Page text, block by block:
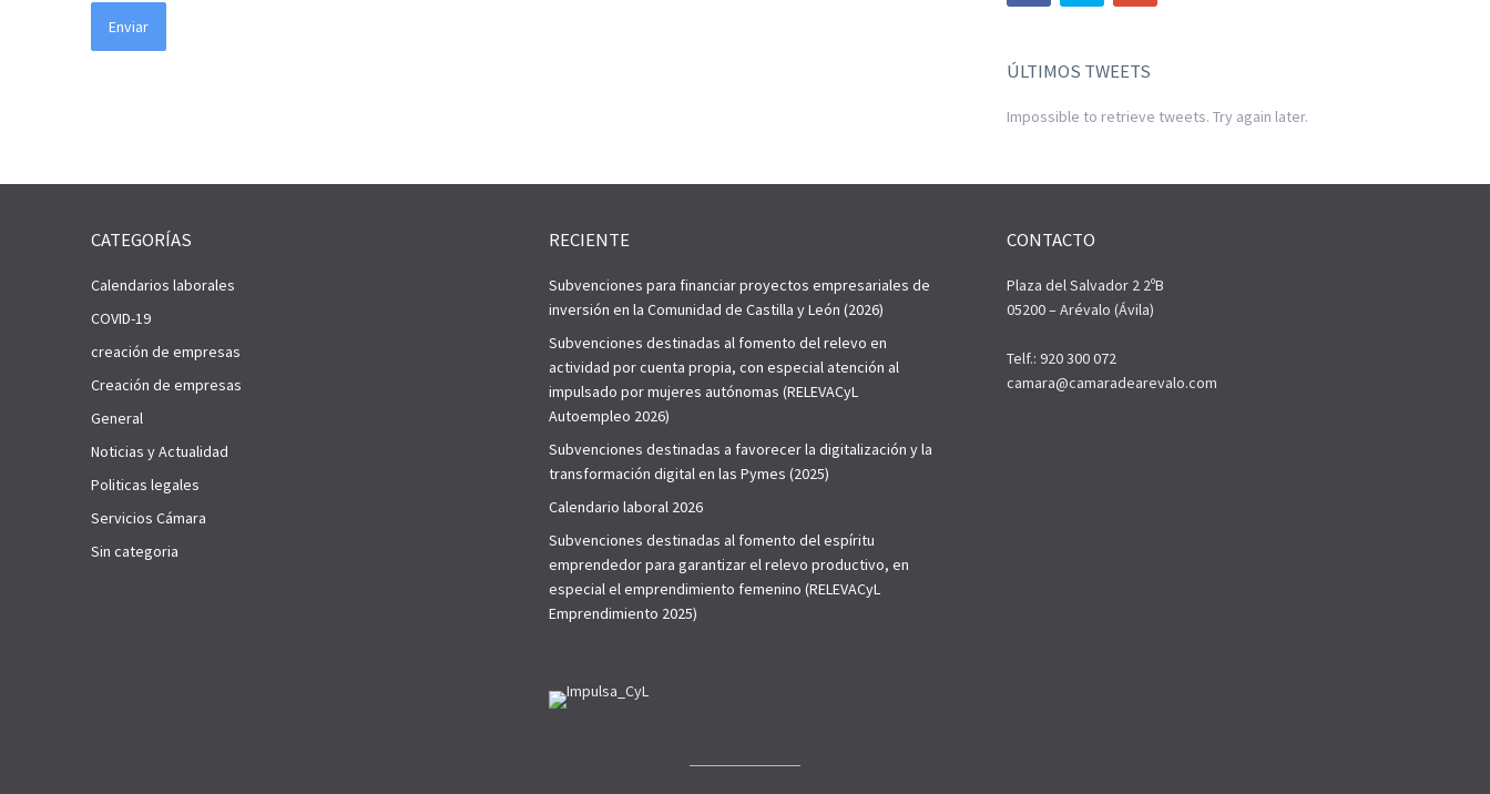
ÚLTIMOS TWEETS
Impossible to retrieve tweets. Try again later.
CATEGORÍAS
Calendarios laborales
COVID-19
creación de empresas
Creación de empresas
General
Noticias y Actualidad
Politicas legales
Servicios Cámara
Sin categoria
RECIENTE
Subvenciones para financiar proyectos empresariales de
inversión en la Comunidad de Castilla y León (2026)
Subvenciones destinadas al fomento del relevo en
actividad por cuenta propia, con especial atención al
impulsado por mujeres autónomas (RELEVACyL
Autoempleo 2026)
Subvenciones destinadas a favorecer la digitalización y la
transformación digital en las Pymes (2025)
Calendario laboral 2026
Subvenciones destinadas al fomento del espíritu
emprendedor para garantizar el relevo productivo, en
especial el emprendimiento femenino (RELEVACyL
Emprendimiento 2025)
CONTACTO
Plaza del Salvador 2 2ºB
05200 – Arévalo (Ávila)
Telf.: 920 300 072
camara@camaradearevalo.com